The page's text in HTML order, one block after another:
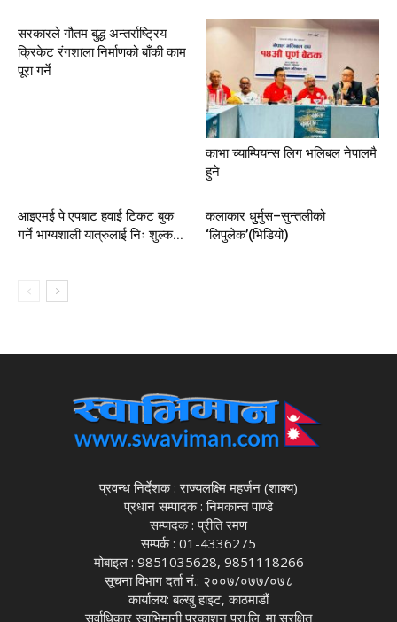
सरकारले गौतम बुद्ध अन्तर्राष्ट्रिय
क्रिकेट रंगशाला निर्माणको बाँकी काम
पूरा गर्ने
काभा च्याम्पियन्स लिग भलिबल नेपालमै
हुने
आइएमई पे एपबाट हवाई टिकट बुक
गर्ने भाग्यशाली यात्रुलाई निः शुल्क...
कलाकार धुुर्मुस–सुन्तलीको
‘लिपुलेक’(भिडियो)
प्रवन्ध निर्देशक : राज्यलक्ष्मि महर्जन (शाक्य)
प्रधान सम्पादक : निमकान्त पाण्डे
सम्पादक : प्रीति रमण
सम्पर्क : 01-4336275
मोबाइल : 9851035628, 9851118266
सूचना विभाग दर्ता नं.: २००७/०७७/०७८
कार्यालय: बल्खु हाइट, काठमाडौं
सर्वाधिकार स्वाभिमानी प्रकाशन प्रा.लि. मा सुरक्षित